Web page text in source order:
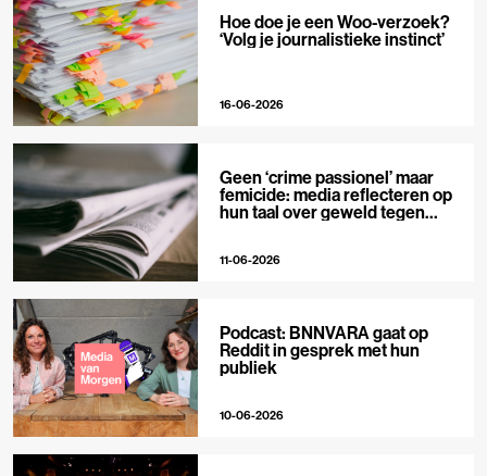
Hoe doe je een Woo-verzoek?
‘Volg je journalistieke instinct’
16-06-2026
Geen ‘crime passionel’ maar
femicide: media reflecteren op
hun taal over geweld tegen
11-06-2026
Podcast: BNNVARA gaat op
Reddit in gesprek met hun
publiek
10-06-2026